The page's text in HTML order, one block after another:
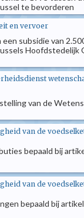
te bevorderen
en vervoer
subsidie van
van de
van de
bepaald bij
van de
bepaald bij